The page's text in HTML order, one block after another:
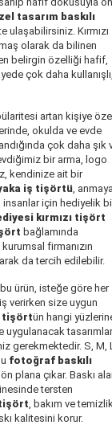
tasarım baskılı
Kırmızı
olarak da bilinen
belirgin özelliği hafif,
çok daha
artan kişiye
okulda ve evde
çok daha şık
bir arma, logo
kendinize ait bir
iş tişörtü ,
insanlar için hediyelik
kırmızı tişört
bağlamında
firmanızın
da tercih edilebilir.
ürün, isteğe göre her
verirken size uygun
tişörtün hangi
uygulanacak
gerekmektedir. S, M,
fotoğraf baskılı
plana çıkar. Baskı
tersten
tişört , bakım ve
kalitesini korur.